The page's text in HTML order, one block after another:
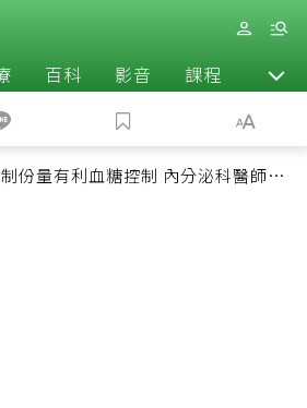
百科 影音 課程 退休
份量有利血糖控制 內分泌科醫師最